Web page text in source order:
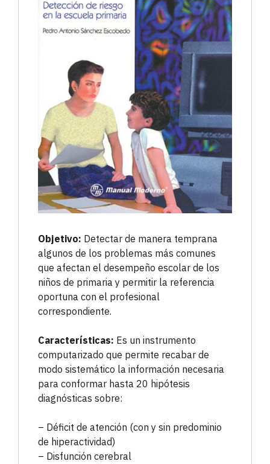
Objetivo: Detectar de manera temprana
algunos de los problemas más comunes
que afectan el desempeño escolar de los
niños de primaria y permitir la referencia
oportuna con el profesional
correspondiente.
Características: Es un instrumento
computarizado que permite recabar de
modo sistemático la información necesaria
para conformar hasta 20 hipótesis
diagnósticas sobre:
– Déficit de atención (con y sin predominio
de hiperactividad)
– Disfunción cerebral